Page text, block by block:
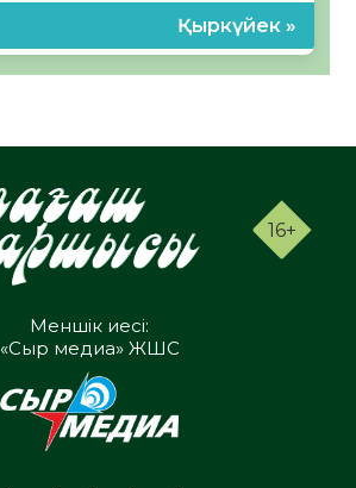
Қыркүйек »
16+
Меншік иесі:
«Сыр медиа» ЖШС